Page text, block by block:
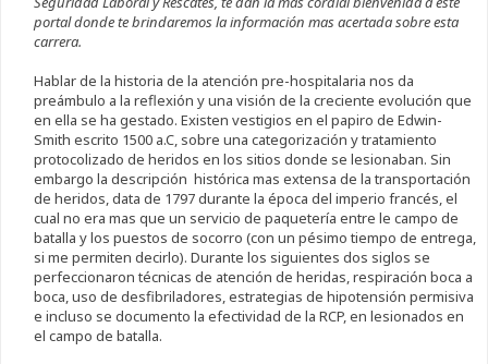
portal donde te brindaremos la información mas acertada sobre esta
carrera.
Hablar de la historia de la atención pre-hospitalaria nos da
preámbulo a la reflexión y una visión de la creciente evolución que
en ella se ha gestado. Existen vestigios en el papiro de Edwin-
Smith escrito 1500 a.C, sobre una categorización y tratamiento
protocolizado de heridos en los sitios donde se lesionaban. Sin
embargo la descripción histórica mas extensa de la transportación
de heridos, data de 1797 durante la época del imperio francés, el
cual no era mas que un servicio de paquetería entre le campo de
batalla y los puestos de socorro (con un pésimo tiempo de entrega,
si me permiten decirlo). Durante los siguientes dos siglos se
perfeccionaron técnicas de atención de heridas, respiración boca a
boca, uso de desfibriladores, estrategias de hipotensión permisiva
e incluso se documento la efectividad de la RCP, en lesionados en
el campo de batalla.